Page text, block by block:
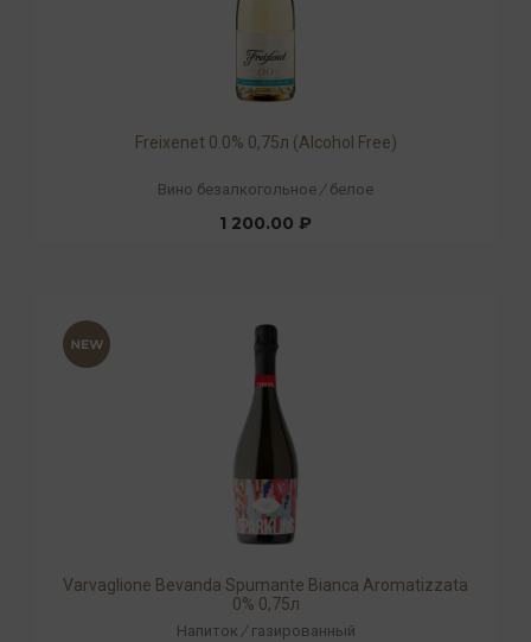
Freixenet 0.0% 0,75л (Alcohol Free)
Вино безалкогольное / белое
1 200.00 ₽
Varvaglione Bevanda Spumante Bianca Aromatizzata
0% 0,75л
Напиток / газированный